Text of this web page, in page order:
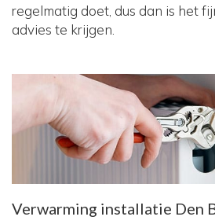
regelmatig doet, dus dan is het
advies te krijgen.
Verwarming installatie Den